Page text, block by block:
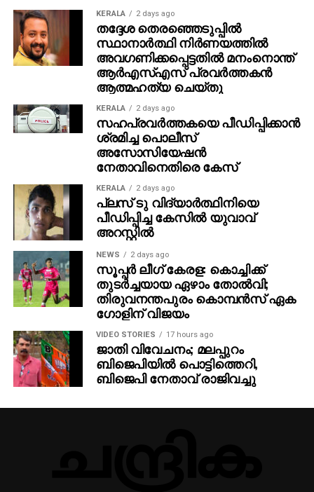
KERALA 2 days ago
തദ്ദേശ തെരഞ്ഞെടുപ്പില്‍
സ്ഥാനാര്‍ത്ഥി നിര്‍ണയത്തില്‍
അവഗണിക്കപ്പെട്ടതില്‍ മനംനൊന്ത്
ആര്‍എസ്എസ് പ്രവര്‍ത്തകന്‍
ആത്മഹത്യ ചെയ്തു
KERALA 2 days ago
സഹപ്രവര്‍ത്തകയെ പീഡിപ്പിക്കാന്‍
ശ്രമിച്ച പൊലീസ്
അസോസിയേഷന്‍
നേതാവിനെതിരെ കേസ്
KERALA 2 days ago
പ്ലസ് ടു വിദ്യാര്‍ത്ഥിനിയെ
പീഡിപ്പിച്ച കേസില്‍ യുവാവ്
അറസ്റ്റില്‍
NEWS 2 days ago
സൂപ്പര്‍ ലീഗ് കേരള: കൊച്ചിക്ക്
തുടര്‍ച്ചയായ ഏഴാം തോല്‍വി;
തിരുവനന്തപുരം കൊമ്പന്‍സ് ഏക
ഗോളിന് വിജയം
VIDEO STORIES 17 hours ago
ജാതി വിവേചനം; മലപ്പുറം
ബിജെപിയില്‍ പൊട്ടിത്തെറി,
ബിജെപി നേതാവ് രാജിവച്ചു